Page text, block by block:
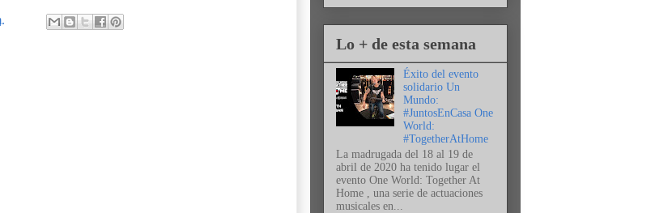
Lo + de esta semana
Éxito del evento
solidario Un
Mundo:
#JuntosEnCasa One
World:
#TogetherAtHome
La madrugada del 18 al 19 de
abril de 2020 ha tenido lugar el
evento One World: Together At
Home , una serie de actuaciones
musicales en...